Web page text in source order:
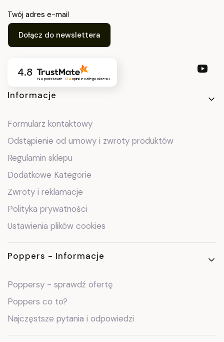
Twój adres e-mail
Dołącz do newslettera
4.8
Na podstawie 134opinii z całego okresu
Linki w stopce
Informacje
Formularz kontaktowy
Odstąpienie od umowy i zwroty produktów
Regulamin sklepu
Dodatkowe Kategorie
Zwroty i reklamacje
Polityka prywatności
Ustawienia plików cookies
Poppers - Informacje
Poppersy - sprawdź ofertę
Poppers co to?
Najczęstsze pytania i odpowiedzi